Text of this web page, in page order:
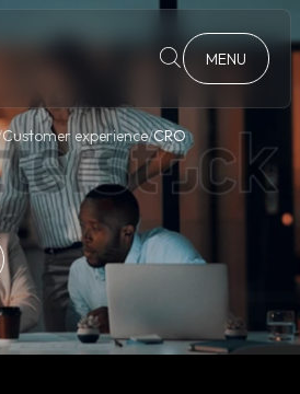
MENU
Customer experience CRO